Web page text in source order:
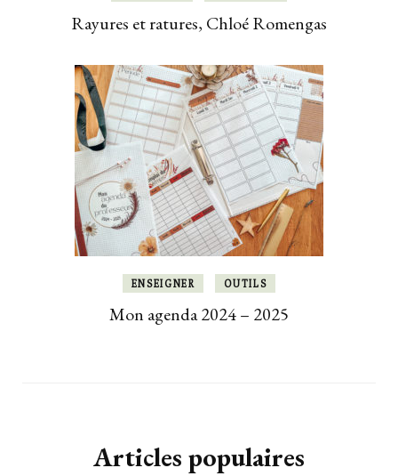
Rayures et ratures, Chloé Romengas
ENSEIGNER OUTILS
Mon agenda 2024 – 2025
Articles populaires